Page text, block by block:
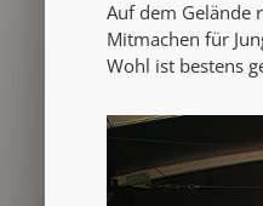
Auf dem Gelände
Mitmachen für
Wohl ist bestens